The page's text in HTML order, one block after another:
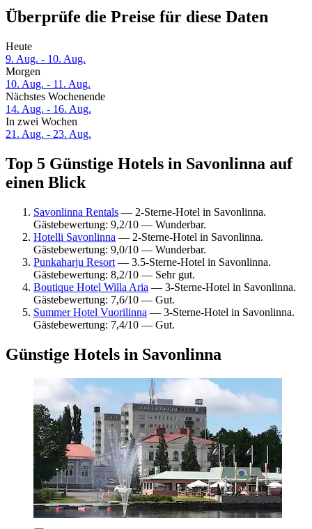
Überprüfe die Preise für diese Daten
Heute
9. Aug. - 10. Aug.
Morgen
10. Aug. - 11. Aug.
Nächstes Wochenende
14. Aug. - 16. Aug.
In zwei Wochen
21. Aug. - 23. Aug.
Top 5 Günstige Hotels in Savonlinna auf
einen Blick
Savonlinna Rentals — 2-Sterne-Hotel in Savonlinna.
Gästebewertung: 9,2/10 — Wunderbar.
Hotelli Savonlinna — 2-Sterne-Hotel in Savonlinna.
Gästebewertung: 9,0/10 — Wunderbar.
Punkaharju Resort — 3.5-Sterne-Hotel in Savonlinna.
Gästebewertung: 8,2/10 — Sehr gut.
Boutique Hotel Willa Aria — 3-Sterne-Hotel in Savonlinna.
Gästebewertung: 7,6/10 — Gut.
Summer Hotel Vuorilinna — 3-Sterne-Hotel in Savonlinna.
Gästebewertung: 7,4/10 — Gut.
Günstige Hotels in Savonlinna